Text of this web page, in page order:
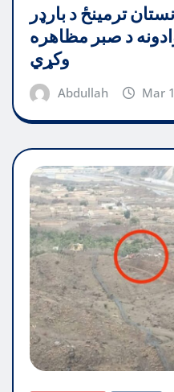
ترمینځ د بارډر
د صبر مظاهره
وکړي
Abdullah Mar